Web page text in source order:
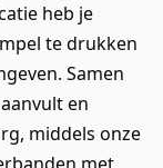
heb je
te drukken
Samen
en
middels onze